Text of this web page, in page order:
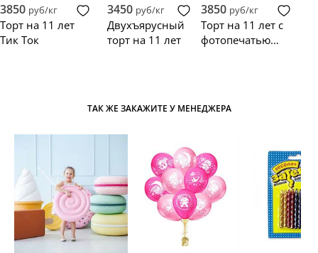
подтеками
3850 руб/кг
Торт на 11 лет
Тик Ток
3450 руб/кг
Двухъярусный
торт на 11 лет
3850 руб/кг
Торт на 11 лет с
фотопечатью
ТАК ЖЕ ЗАКАЖИТЕ У МЕНЕДЖЕРА